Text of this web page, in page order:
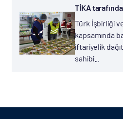
TİKA
Türk İşbirliği
kapsamında
iftariyelik
sahibi...